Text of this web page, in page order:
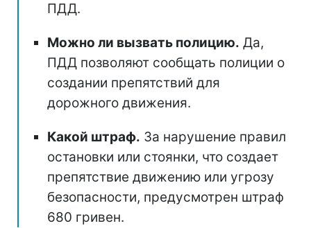
ПДД.
Можно ли вызвать полицию. Да,
ПДД позволяют сообщать полиции о
создании препятствий для
дорожного движения.
Какой штраф. За нарушение правил
остановки или стоянки, что создает
препятствие движению или угрозу
безопасности, предусмотрен штраф
680 гривен.